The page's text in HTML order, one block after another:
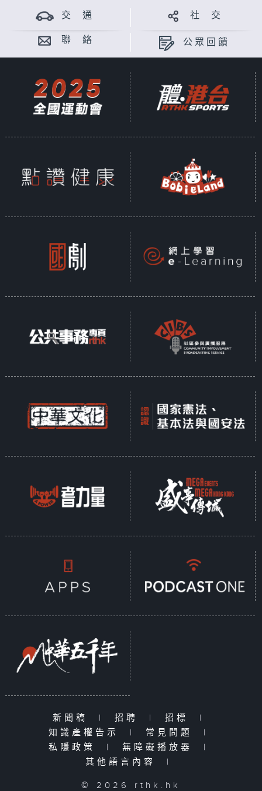
交 通 社 交
聯 絡 公眾回饋
新聞稿 | 招聘 | 招標
|
知識產權告示
| 常見問題
|
私隱政策
| 無障礙播放器
|
其他語言內容
|
© 2026 rthk.hk